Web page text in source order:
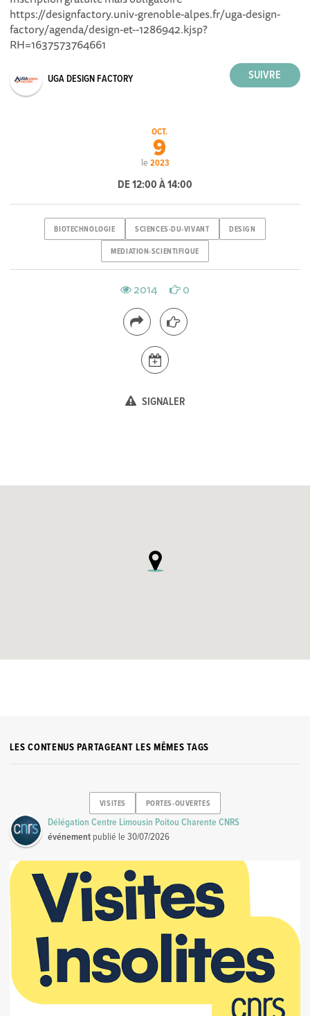
https://designfactory.univ-grenoble-alpes.fr/uga-design-
factory/agenda/design-et--1286942.kjsp?
RH=1637573764661
UGA DESIGN FACTORY
le
OCT.
9
2023
DE 12:00 À 14:00
BIOTECHNOLOGIE SCIENCES-DU-VIVANT DESIGN
MEDIATION-SCIENTIFIQUE
2014 0
SIGNALER
LES CONTENUS PARTAGEANT LES MÊMES TAGS
VISITES PORTES-OUVERTES
Délégation Centre Limousin Poitou Charente CNRS
événement publié le30/07/2026